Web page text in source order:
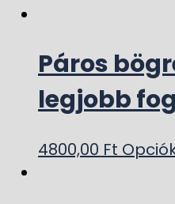
Páros
legjobb
4800,00 Ft